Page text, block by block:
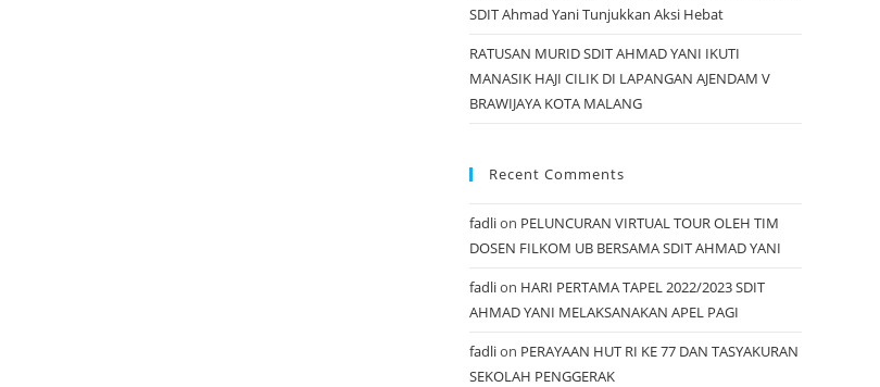
SDIT Ahmad Yani Tunjukkan Aksi Hebat
RATUSAN MURID SDIT AHMAD YANI IKUTI
MANASIK HAJI CILIK DI LAPANGAN AJENDAM V
BRAWIJAYA KOTA MALANG
Recent Comments
fadlion PELUNCURAN VIRTUAL TOUR OLEH TIM
DOSEN FILKOM UB BERSAMA SDIT AHMAD YANI
fadlion HARI PERTAMA TAPEL 2022/2023 SDIT
AHMAD YANI MELAKSANAKAN APEL PAGI
fadlion PERAYAAN HUT RI KE 77 DAN TASYAKURAN
SEKOLAH PENGGERAK